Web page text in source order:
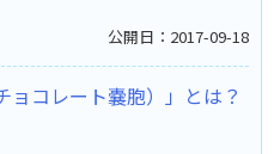
公開日：2017-09-18
ョコレート嚢胞）」とは？